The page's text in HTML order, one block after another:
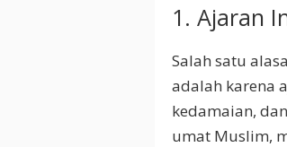
1. Ajaran
Salah satu
adalah karena
kedamaian,
umat Muslim,